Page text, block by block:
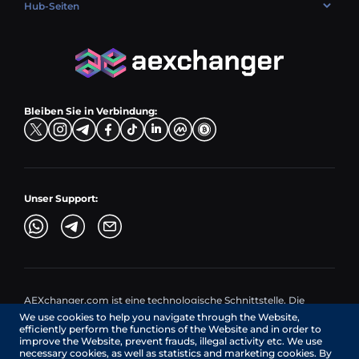
PLN → ETH
USD → XRP
LTC → EUR
ADA → EUR
CZK → BNB (BSC)
DKK → DOGE
TRY → TON
Hub-Seiten
Tauschpaare
Bleiben Sie in Verbindung:
Unser Support:
AEXchanger.com ist eine technologische Schnittstelle. Die
Umtauschdienste werden von autorisierten Drittanbietern
bereitgestellt.
Dienstleistungen in Kanada werden von REMITTIX GLOBAL
CORPORATION erbracht, einem in Kanada registrierten
We use cookies to help you navigate through the Website,
efficiently perform the functions of the Website and in order to
improve the Website, prevent frauds, illegal activity etc. We use
necessary cookies, as well as statistics and marketing cookies. By